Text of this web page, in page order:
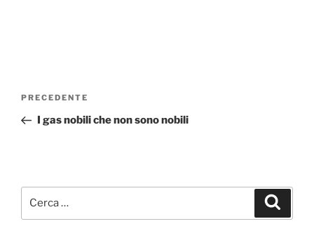
Navigazione
Articolo
precedente:
PRECEDENTE
I gas nobili che non sono nobili